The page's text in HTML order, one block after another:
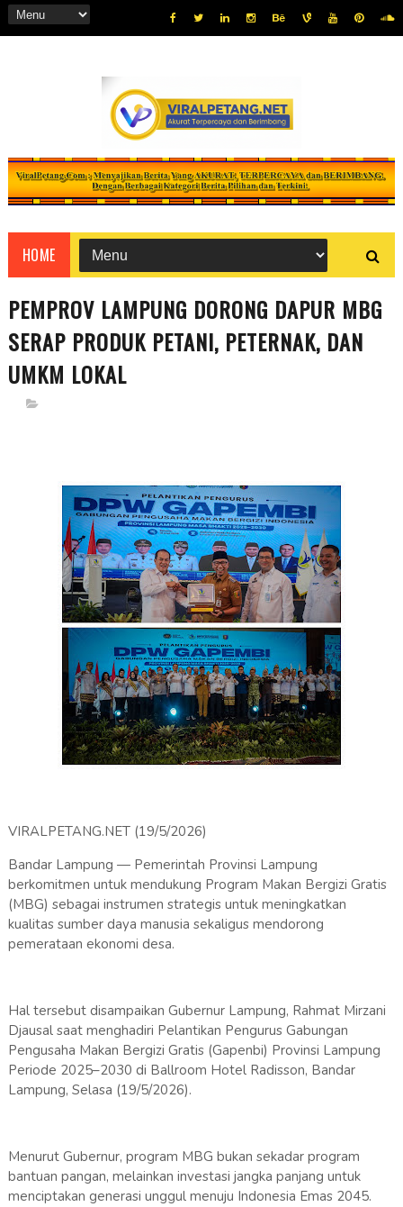
HOME
PEMPROV LAMPUNG DORONG DAPUR MBG
SERAP PRODUK PETANI, PETERNAK, DAN
UMKM LOKAL
VIRALPETANG.NET (19/5/2026)
Bandar Lampung — Pemerintah Provinsi Lampung
berkomitmen untuk mendukung Program Makan Bergizi Gratis
(MBG) sebagai instrumen strategis untuk meningkatkan
kualitas sumber daya manusia sekaligus mendorong
pemerataan ekonomi desa.
Hal tersebut disampaikan Gubernur Lampung, Rahmat Mirzani
Djausal saat menghadiri Pelantikan Pengurus Gabungan
Pengusaha Makan Bergizi Gratis (Gapenbi) Provinsi Lampung
Periode 2025–2030 di Ballroom Hotel Radisson, Bandar
Lampung, Selasa (19/5/2026).
Menurut Gubernur, program MBG bukan sekadar program
bantuan pangan, melainkan investasi jangka panjang untuk
menciptakan generasi unggul menuju Indonesia Emas 2045.